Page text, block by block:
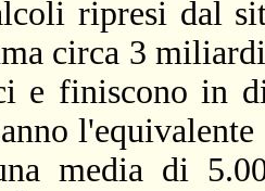
ripresi dal
circa 3
e finiscono in
media di